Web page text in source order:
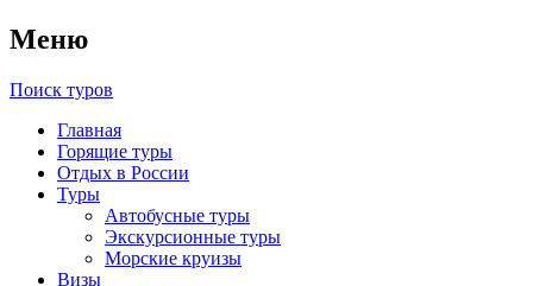
Меню
Поиск туров
Главная
Горящие туры
Отдых в России
Туры
Автобусные туры
Экскурсионные туры
Морские круизы
Визы